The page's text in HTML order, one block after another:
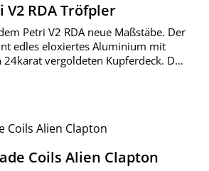
RDA Tröfpler
Petri V2 RDA neue Maßstäbe. Der
edles eloxiertes Aluminium mit
vergoldeten Kupferdeck. Der
dicker Drähte.
Coils Alien Clapton